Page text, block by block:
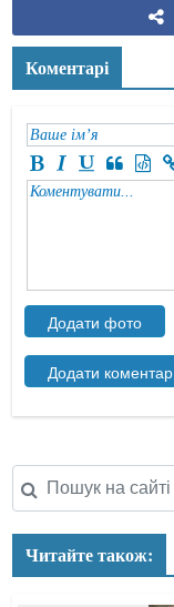
Коментарі
Читайте також: